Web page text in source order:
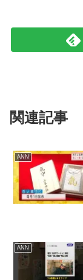
関連記事
ANN
ANN